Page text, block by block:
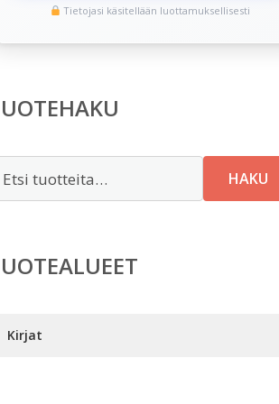
Tietojasi käsitellään luottamuksellisesti
HAKU
Kirjat